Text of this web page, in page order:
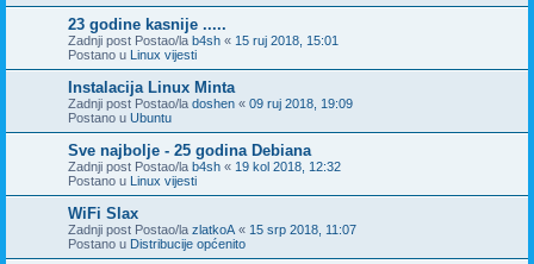
23 godine kasnije .....
Zadnji post Postao/la b4sh « 15 ruj 2018, 15:01
Postano u Linux vijesti
Instalacija Linux Minta
Zadnji post Postao/la doshen « 09 ruj 2018, 19:09
Postano u Ubuntu
Sve najbolje - 25 godina Debiana
Zadnji post Postao/la b4sh « 19 kol 2018, 12:32
Postano u Linux vijesti
WiFi Slax
Zadnji post Postao/la zlatkoA « 15 srp 2018, 11:07
Postano u Distribucije općenito